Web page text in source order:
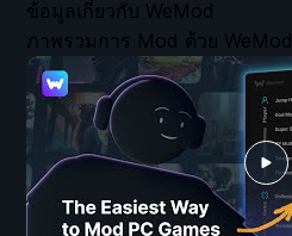
ข้อมูลเกี่ยวกับ WeMod
ภาพรวมการ Mod ด้วย WeMod